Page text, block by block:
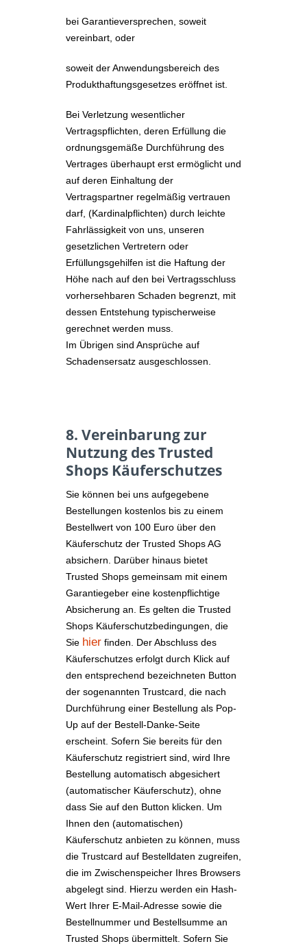
bei Garantieversprechen, soweit
vereinbart, oder
soweit der Anwendungsbereich des
Produkthaftungsgesetzes eröffnet ist.
Bei Verletzung wesentlicher
Vertragspflichten, deren Erfüllung die
ordnungsgemäße Durchführung des
Vertrages überhaupt erst ermöglicht und
auf deren Einhaltung der
Vertragspartner regelmäßig vertrauen
darf, (Kardinalpflichten) durch leichte
Fahrlässigkeit von uns, unseren
gesetzlichen Vertretern oder
Erfüllungsgehilfen ist die Haftung der
Höhe nach auf den bei Vertragsschluss
vorhersehbaren Schaden begrenzt, mit
dessen Entstehung typischerweise
gerechnet werden muss.
Im Übrigen sind Ansprüche auf
Schadensersatz ausgeschlossen.
8. Vereinbarung zur
Nutzung des Trusted
Shops Käuferschutzes
Sie können bei uns aufgegebene
Bestellungen kostenlos bis zu einem
Bestellwert von 100 Euro über den
Käuferschutz der Trusted Shops AG
absichern. Darüber hinaus bietet
Trusted Shops gemeinsam mit einem
Garantiegeber eine kostenpflichtige
Absicherung an. Es gelten die Trusted
Shops Käuferschutzbedingungen, die
Sie hier finden. Der Abschluss des
Käuferschutzes erfolgt durch Klick auf
den entsprechend bezeichneten Button
der sogenannten Trustcard, die nach
Durchführung einer Bestellung als Pop-
Up auf der Bestell-Danke-Seite
erscheint. Sofern Sie bereits für den
Käuferschutz registriert sind, wird Ihre
Bestellung automatisch abgesichert
(automatischer Käuferschutz), ohne
dass Sie auf den Button klicken. Um
Ihnen den (automatischen)
Käuferschutz anbieten zu können, muss
die Trustcard auf Bestelldaten zugreifen,
die im Zwischenspeicher Ihres Browsers
abgelegt sind. Hierzu werden ein Hash-
Wert Ihrer E-Mail-Adresse sowie die
Bestellnummer und Bestellsumme an
Trusted Shops übermittelt. Sofern Sie